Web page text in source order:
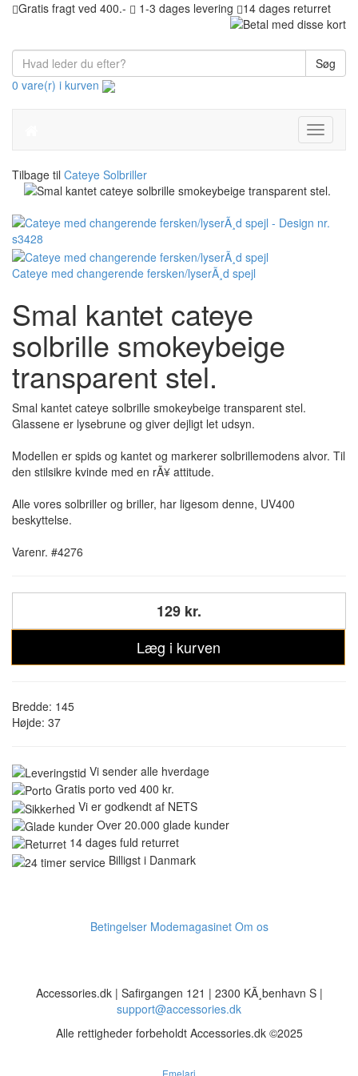
Gratis fragt ved 400.- 1-3 dages levering 14 dages returret
Søg
0 vare(r) i kurven
Toggle
Tilbage til Cateye Solbriller
Cateye med changerende fersken/lyserÃ¸d spejl
Smal kantet cateye
solbrille smokeybeige
transparent stel.
Smal kantet cateye solbrille smokeybeige transparent stel.
Glassene er lysebrune og giver dejligt let udsyn.
Modellen er spids og kantet og markerer solbrillemodens alvor. Til
den stilsikre kvinde med en rÃ¥ attitude.
Alle vores solbriller og briller, har ligesom denne, UV400
beskyttelse.
Varenr. #4276
129 kr.
Læg i kurven
Bredde: 145
Højde: 37
Vi sender alle hverdage
Gratis porto ved 400 kr.
Vi er godkendt af NETS
Over 20.000 glade kunder
14 dages fuld returret
Billigst i Danmark
Betingelser Modemagasinet Om os
Accessories.dk | Safirgangen 121 | 2300 KÃ¸benhavn S |
support@accessories.dk
Alle rettigheder forbeholdt Accessories.dk ©2025
Emelari